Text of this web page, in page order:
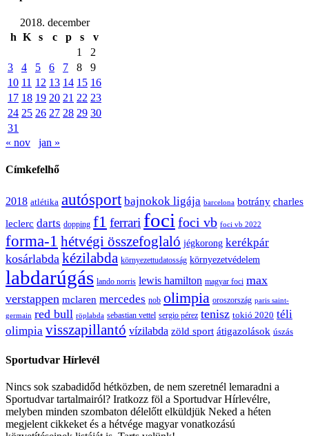
2018. december
h K s c p s
v
1
2
3
4 5 6 7 8
9
10 11 12 13 14 15 16
17 18 19 20 21 22 23
24 25 26 27 28 29 30
31
« nov
jan »
Címkefelhő
2018 atlétika autósport bajnokok ligája barcelona botrány charles
leclerc darts dopping f1 ferrari foci foci vb foci vb 2022
forma-1 hétvégi összefoglaló jégkorong kerékpár
kosárlabda kézilabda környezettudatosság környezetvédelem
labdarúgás lando norris lewis hamilton magyar foci max
verstappen mclaren mercedes nob olimpia oroszország paris saint-
germain red bull röplabda sebastian vettel sergio pérez tenisz tokió 2020 téli
olimpia visszapillantó vízilabda zöld sport átigazolások úszás
Sportudvar Hírlevél
Nincs sok szabadidőd hétközben, de nem szeretnél lemaradni a
Sportudvar tartalmairól? Iratkozz föl a Sportudvar Hírlevélre,
melyben minden szombaton délelőtt elküldjük Neked a héten
megjelent cikkeket és a hétvége magyar vonatkozású